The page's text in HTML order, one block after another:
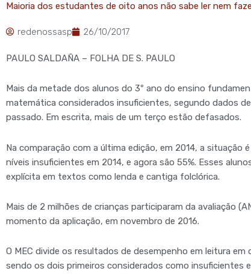
Maioria dos estudantes de oito anos não sabe ler nem
redenossasp 26/10/2017
PAULO SALDAÑA – FOLHA DE S. PAULO
Mais da metade dos alunos do 3º ano do ensino
matemática considerados insuficientes, segundo dados
passado. Em escrita, mais de um terço estão defasados.
Na comparação com a última edição, em 2014, a situação
níveis insuficientes em 2014, e agora são 55%. Esses
explícita em textos como lenda e cantiga folclórica.
Mais de 2 milhões de crianças participaram da avaliação
momento da aplicação, em novembro de 2016.
O MEC divide os resultados de desempenho em leitura
sendo os dois primeiros considerados como insuficientes